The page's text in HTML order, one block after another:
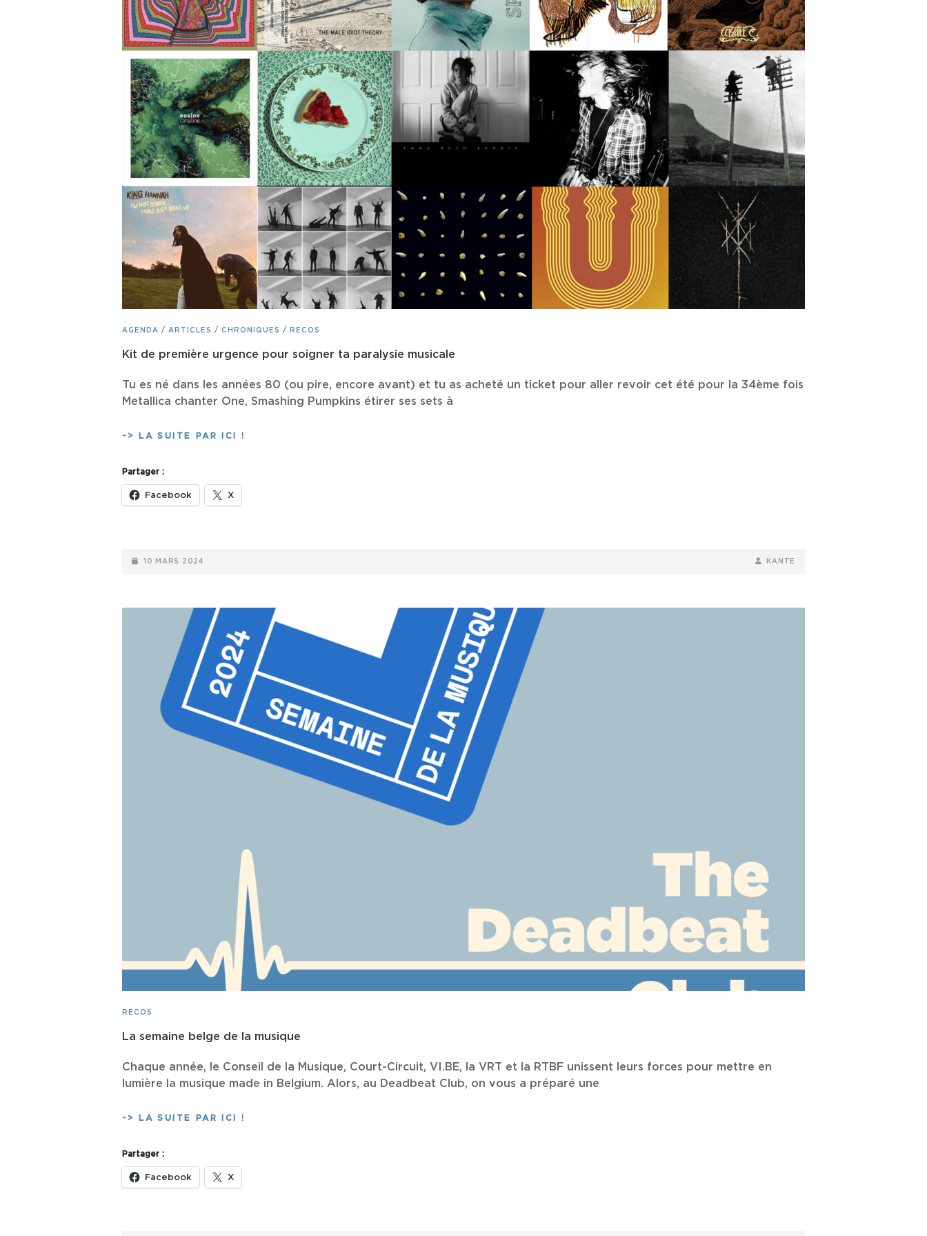
CAT
AGENDA / ARTICLES / CHRONIQUES / RECOS
Kit de première urgence pour soigner ta paralysie musicale
Tu es né dans les années 80 (ou pire, encore avant) et tu as acheté un ticket pour aller revoir cet été pour la 34ème fois
Metallica chanter One, Smashing Pumpkins étirer ses sets à
-> LA SUITE PAR ICI !
Partager :
Facebook X
POSTED-
10 MARS 2024
BY
BYLINEKANTE
CAT
RECOS
La semaine belge de la musique
Chaque année, le Conseil de la Musique, Court-Circuit, VI.BE, la VRT et la RTBF unissent leurs forces pour mettre en
lumière la musique made in Belgium. Alors, au Deadbeat Club, on vous a préparé une
-> LA SUITE PAR ICI !
Partager :
Facebook X